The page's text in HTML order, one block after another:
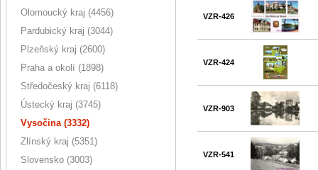
Olomoucký kraj (4456)
Pardubický kraj (3044)
Plzeňský kraj (2600)
Praha a okolí (1898)
Středočeský kraj (6118)
Ústecký kraj (3745)
Vysočina (3332)
Zlínský kraj (5351)
Slovensko (3003)
VZR-426
VZR-424
VZR-903
VZR-541